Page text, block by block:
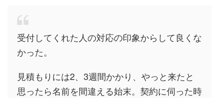
受付してくれた人の対応の印象からして良くな
かった。
見積もりには2、3週間かかり、やっと来たと
思ったら名前を間違える始末。契約に伺った時